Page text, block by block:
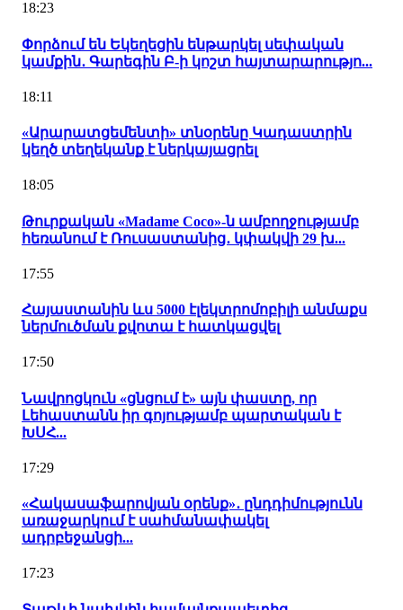
18:23
Փորձում են Եկեղեցին ենթարկել սեփական
կամքին․ Գարեգին Բ-ի կոշտ հայտարարությո...
18:11
«Արարատցեմենտի» տնօրենը Կադաստրին
կեղծ տեղեկանք է ներկայացրել
18:05
Թուրքական «Madame Coco»-ն ամբողջությամբ
հեռանում է Ռուսաստանից․ կփակվի 29 խ...
17:55
Հայաստանին ևս 5000 էլեկտրոմոբիլի անմաքս
ներմուծման քվոտա է հատկացվել
17:50
Նավրոցկուն «ցնցում է» այն փաստը, որ
Լեհաստանն իր գոյությամբ պարտական է
ԽՍՀ...
17:29
«Հակասաֆարովյան օրենք»․ ընդդիմությունն
առաջարկում է սահմանափակել
ադրբեջանցի...
17:23